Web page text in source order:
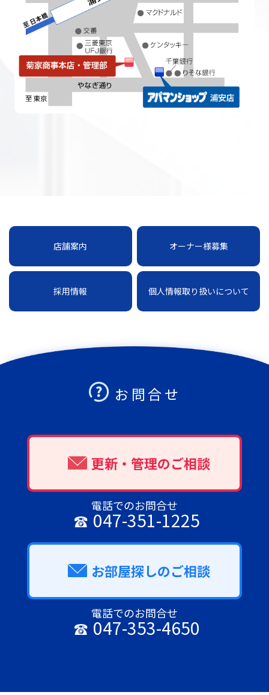
店舗案内 オーナー様募集
採用情報 個人情報取り扱いについて
お問合せ
更新・管理のご相談
電話でのお問合せ
047-351-1225
お部屋探しのご相談
電話でのお問合せ
047-353-4650